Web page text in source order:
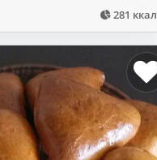
281 ккал